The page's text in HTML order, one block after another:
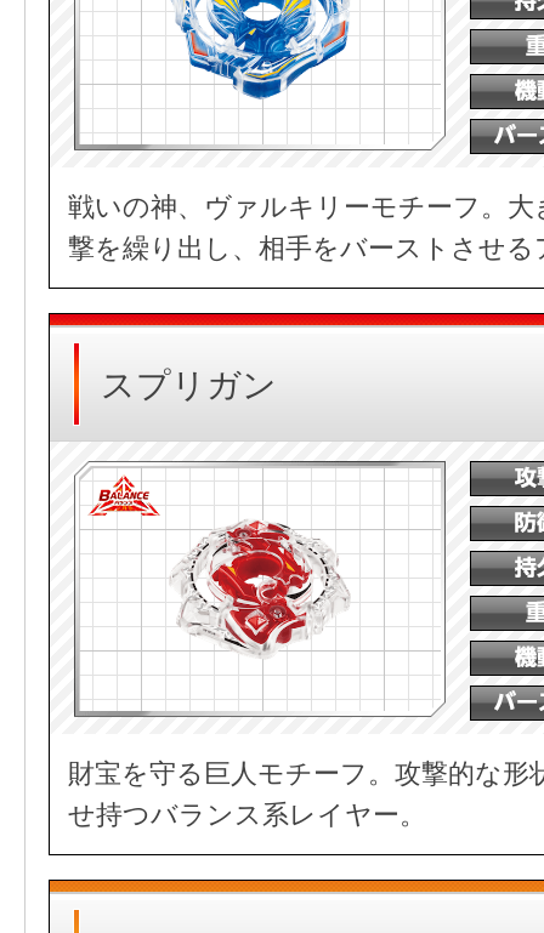
戦いの神、ヴァルキリーモチーフ。
撃を繰り出し、相手をバーストさせ
スプリガン
財宝を守る巨人モチーフ。攻撃的な形
せ持つバランス系レイヤー。